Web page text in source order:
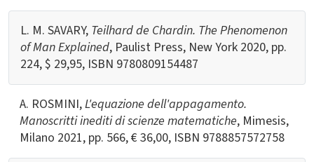
L. M. SAVARY, Teilhard de Chardin. The Phenomenon
of Man Explained, Paulist Press, New York 2020, pp.
224, $ 29,95, ISBN 9780809154487
A. ROSMINI,L'equazione dell'appagamento.
Manoscritti inediti di scienze matematiche, Mimesis,
Milano 2021, pp. 566, € 36,00, ISBN 9788857572758